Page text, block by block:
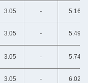
3.05 - 5.16
3.05 - 5.49
3.05 - 5.74
3.05 - 6.02